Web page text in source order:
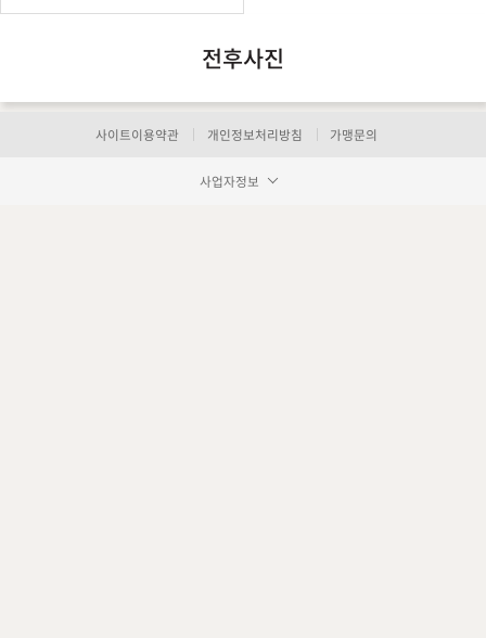
전후사진
사이트이용약관 개인정보처리방침 가맹문의
사업자정보